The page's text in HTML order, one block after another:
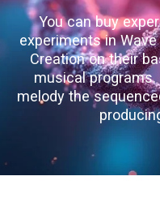
You can buy
experiments in
Creation on their
musical
melody the